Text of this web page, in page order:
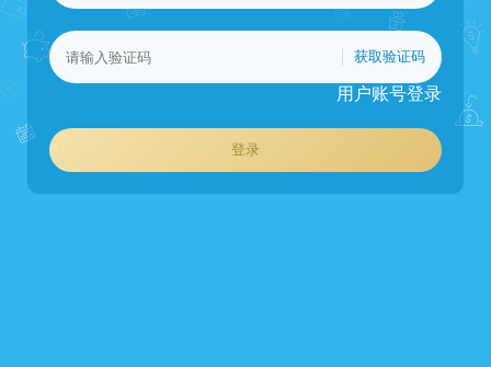
获取验证码
用户账号登录
登录